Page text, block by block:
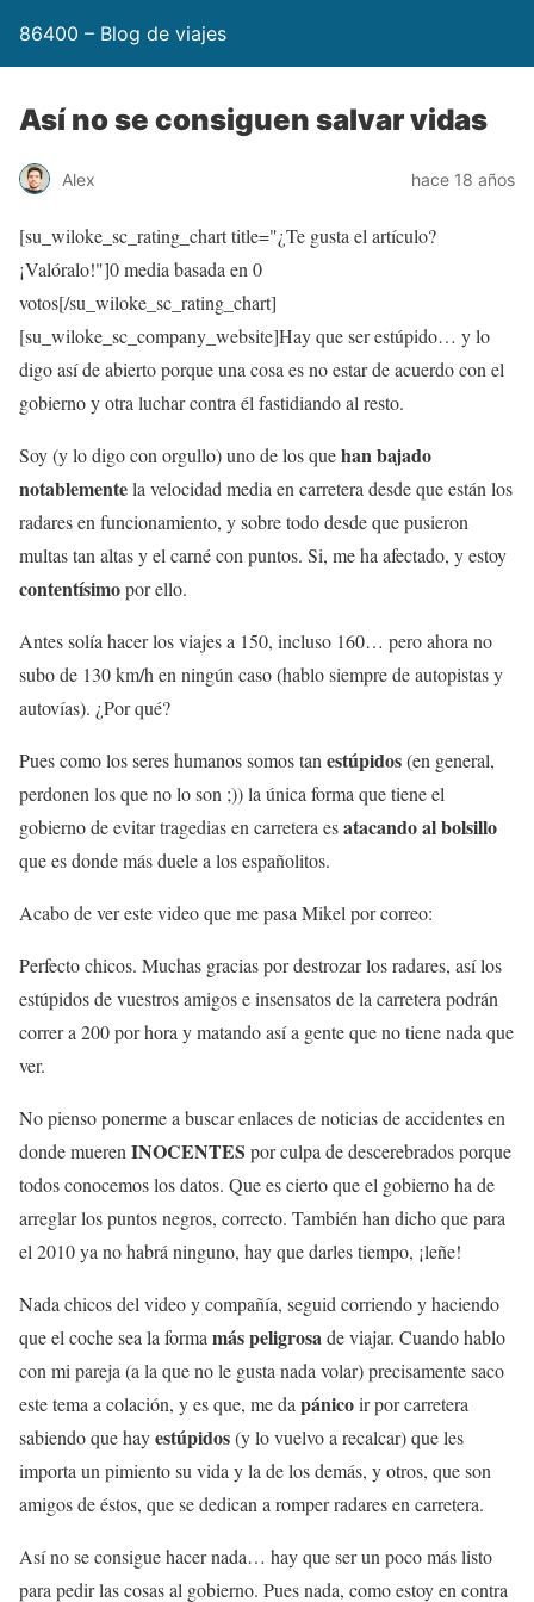
86400 – Blog de viajes
Así no se consiguen salvar vidas
Alex hace 18 años
[su_wiloke_sc_rating_chart title="¿Te gusta el artículo?
¡Valóralo!"]0media basada en 0
votos[/su_wiloke_sc_rating_chart]
[su_wiloke_sc_company_website]Hay que ser estúpido… y lo
digo así de abierto porque una cosa es no estar de acuerdo con el
gobierno y otra luchar contra él fastidiando al resto.
Soy (y lo digo con orgullo) uno de los quehan bajado
notablementela velocidad media en carretera desde que están los
radares en funcionamiento, y sobre todo desde que pusieron
multas tan altas y el carné con puntos. Si, me ha afectado, y estoy
contentísimopor ello.
Antes solía hacer los viajes a 150, incluso 160… pero ahora no
subo de 130 km/h en ningún caso (hablo siempre de autopistas y
autovías). ¿Por qué?
Pues como los seres humanos somos tan estúpidos(en general,
perdonen los que no lo son ;)) la única forma que tiene el
gobierno de evitar tragedias en carretera esatacando al bolsillo
que es donde más duele a los españolitos.
Acabo de ver este video que me pasa Mikel por correo:
Perfecto chicos. Muchas gracias por destrozar los radares, así los
estúpidos de vuestros amigos e insensatos de la carretera podrán
correr a 200 por hora y matando así a gente que no tiene nada que
ver.
No pienso ponerme a buscar enlaces de noticias de accidentes en
donde mueren INOCENTES por culpa de descerebrados porque
todos conocemos los datos. Que es cierto que el gobierno ha de
arreglar los puntos negros, correcto. También han dicho que para
el 2010 ya no habrá ninguno, hay que darles tiempo, ¡leñe!
Nada chicos del video y compañía, seguid corriendo y haciendo
que el coche sea la forma más peligrosade viajar. Cuando hablo
con mi pareja (a la que no le gusta nada volar) precisamente saco
este tema a colación, y es que, me da pánicoir por carretera
sabiendo que hayestúpidos(y lo vuelvo a recalcar) que les
importa un pimiento su vida y la de los demás, y otros, que son
amigos de éstos, que se dedican a romper radares en carretera.
Así no se consigue hacer nada… hay que ser un poco más listo
para pedir las cosas al gobierno. Pues nada, como estoy en contra